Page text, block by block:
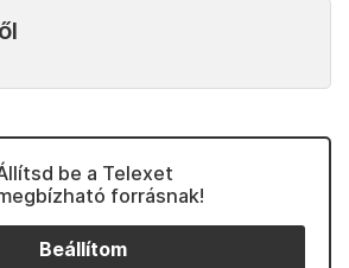
be a Telexet
forrásnak!
Beállítom